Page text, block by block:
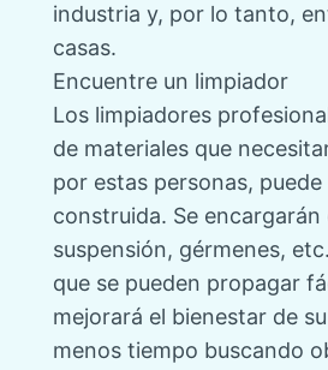
n
:
d
a
:
a
c
ó
n
:
i
o
s
:
industria y, por lo tanto,
casas.
Encuentre un limpiador
Los limpiadores
de materiales que
por estas personas,
construida. Se
suspensión, gérmenes,
que se pueden propagar
mejorará el bienestar de
menos tiempo buscando